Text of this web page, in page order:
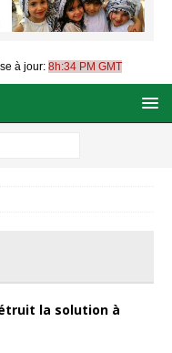
à jour: 8h:34 PM GMT
la solution à